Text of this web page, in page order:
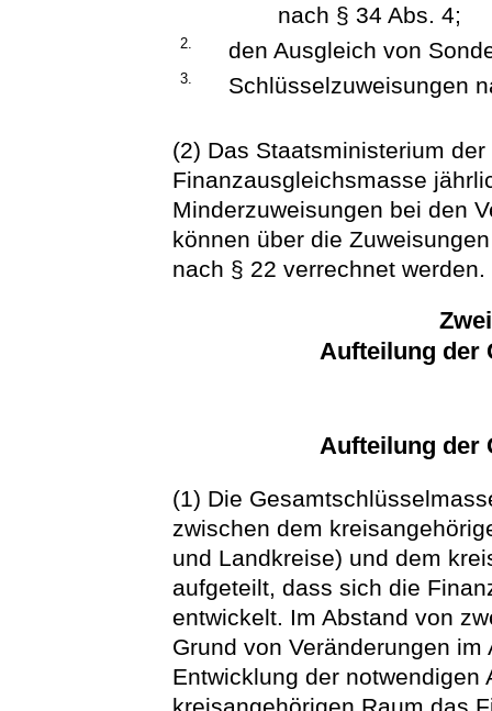
nach § 34 Abs. 4;
2. den Ausgleich von
3. Schlüsselzuweisungen
(2) Das Staatsministerium
Finanzausgleichsmasse
Minderzuweisungen bei den
können über die
nach § 22 verrechnet werden.
Aufteilung der
Aufteilung der
(1) Die
zwischen dem
und Landkreise) und dem
aufgeteilt, dass sich die
entwickelt. Im Abstand von
Grund von Veränderungen
Entwicklung der